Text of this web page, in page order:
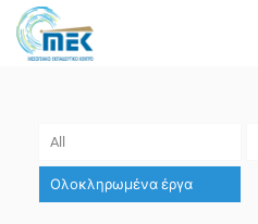
All
Ολοκληρωμένα έργα